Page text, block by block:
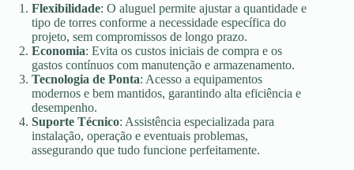
Flexibilidade: O aluguel permite ajustar a quantidade e
tipo de torres conforme a necessidade específica do
projeto, sem compromissos de longo prazo.
Economia: Evita os custos iniciais de compra e os
gastos contínuos com manutenção e armazenamento.
Tecnologia de Ponta: Acesso a equipamentos
modernos e bem mantidos, garantindo alta eficiência e
desempenho.
Suporte Técnico: Assistência especializada para
instalação, operação e eventuais problemas,
assegurando que tudo funcione perfeitamente.